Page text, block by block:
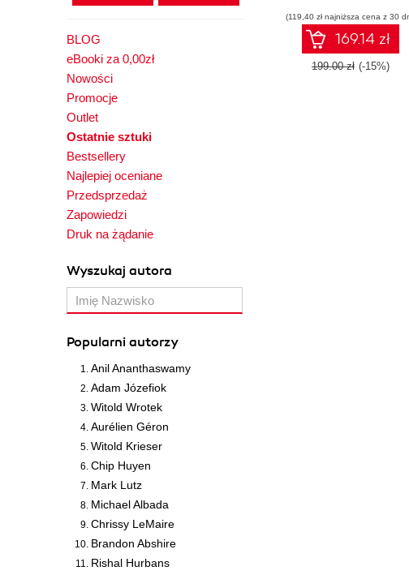
BLOG
eBooki za 0,00zł
Nowości
Promocje
Outlet
Ostatnie sztuki
Bestsellery
Najlepiej oceniane
Przedsprzedaż
Zapowiedzi
Druk na żądanie
Wyszukaj autora
Popularni autorzy
Anil Ananthaswamy
Adam Józefiok
Witold Wrotek
Aurélien Géron
Witold Krieser
Chip Huyen
Mark Lutz
Michael Albada
Chrissy LeMaire
Brandon Abshire
Rishal Hurbans
(119,40 zł najniższa cena z 30
169.14 zł
199.00 zł (-15%)